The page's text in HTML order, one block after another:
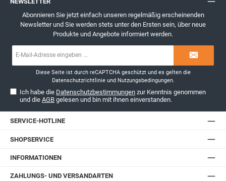
Abonnieren Sie jetzt einfach unseren regelmäßig erscheinenden
Newsletter und Sie werden stets unter den Ersten sein, über neue
Produkte und Angebote informiert werden.
Diese Seite ist durch reCAPTCHA geschützt und es gelten die
Datenschutzrichtlinieund Nutzungsbedingungen.
Ich habe die Datenschutzbestimmungen zur Kenntnis genommen
und dieAGB gelesen und bin mit ihnen einverstanden.
SERVICE-HOTLINE
SHOPSERVICE
INFORMATIONEN
ZAHLUNGS- UND VERSANDARTEN